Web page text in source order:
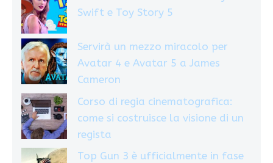
Swift e Toy Story 5
Servirà un mezzo miracolo per
Avatar 4 e Avatar 5 a James
Cameron
Corso di regia cinematografica:
come si costruisce la visione di un
regista
Top Gun 3 è ufficialmente in fase